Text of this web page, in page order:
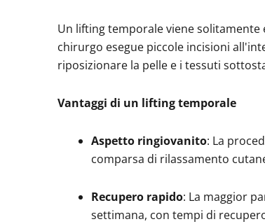
Un lifting temporale viene solitamente
chirurgo esegue piccole incisioni
riposizionare la pelle e i tessuti
Vantaggi di un lifting temporale
Aspetto ringiovanito: La
comparsa di rilassamento
Recupero rapido: La maggior
settimana, con tempi di